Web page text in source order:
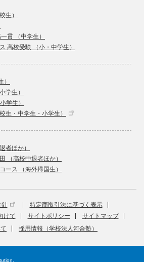
生）
貫 （中学生）
高校受験 （小・中学生）
学生）
学生）
生・中学生・小学生）
者ほか）
（高校中退者ほか）
ス （海外帰国生）
針
特定商取引法に基づく表示
けて
サイトポリシー
サイトマップ
採用情報（学校法人河合塾）